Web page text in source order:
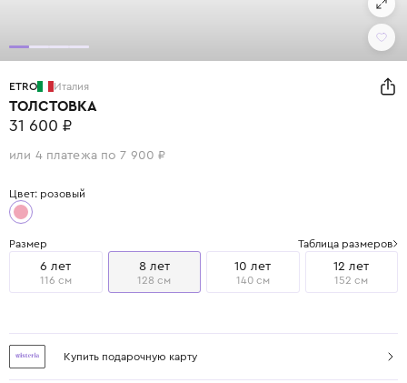
ETRO Италия
ТОЛСТОВКА
31 600 ₽
или 4 платежа по 7 900 ₽
Цвет: розовый
Размер Таблица размеров
6 лет
116 см
8 лет
128 см
10 лет
140 см
12 лет
152 см
Купить подарочную карту